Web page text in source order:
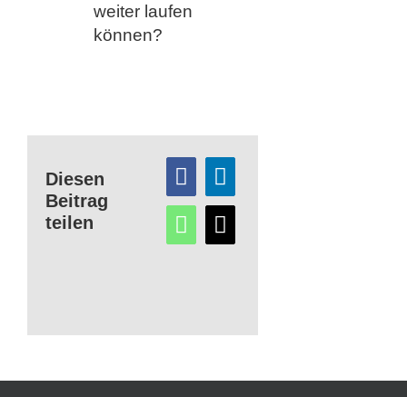
weiter laufen
können?
Diesen
Beitrag
teilen